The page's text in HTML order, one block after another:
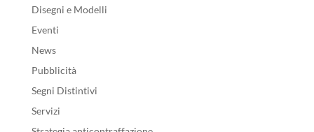
Disegni e Modelli
Eventi
News
Pubblicità
Segni Distintivi
Servizi